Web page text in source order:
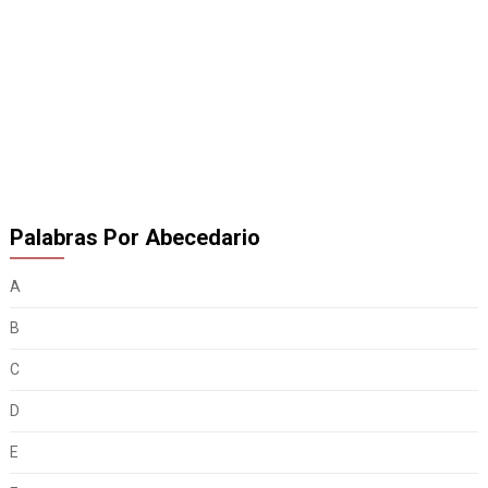
Palabras Por Abecedario
A
B
C
D
E